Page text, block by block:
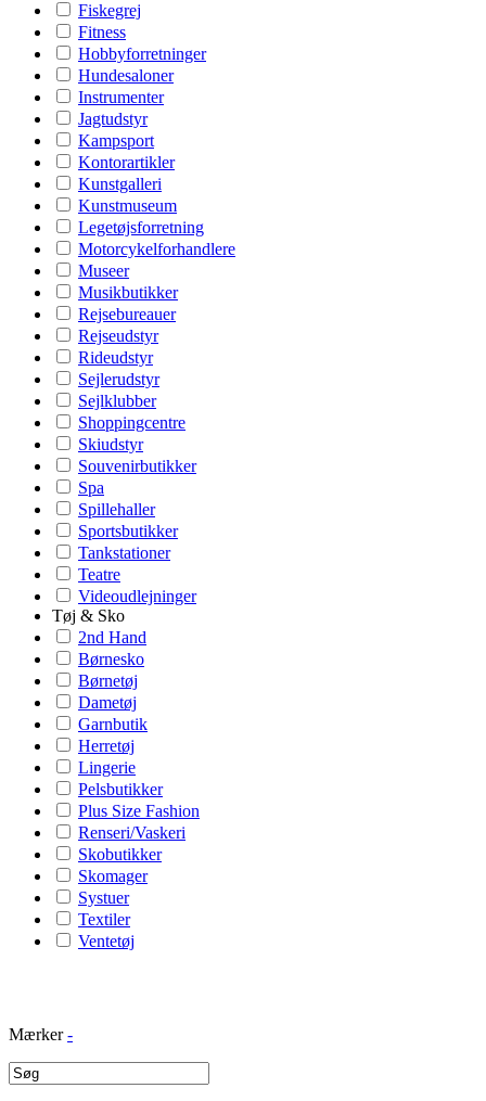
Fiskegrej
Fitness
Hobbyforretninger
Hundesaloner
Instrumenter
Jagtudstyr
Kampsport
Kontorartikler
Kunstgalleri
Kunstmuseum
Legetøjsforretning
Motorcykelforhandlere
Museer
Musikbutikker
Rejsebureauer
Rejseudstyr
Rideudstyr
Sejlerudstyr
Sejlklubber
Shoppingcentre
Skiudstyr
Souvenirbutikker
Spa
Spillehaller
Sportsbutikker
Tankstationer
Teatre
Videoudlejninger
Tøj & Sko
2nd Hand
Børnesko
Børnetøj
Dametøj
Garnbutik
Herretøj
Lingerie
Pelsbutikker
Plus Size Fashion
Renseri/Vaskeri
Skobutikker
Skomager
Systuer
Textiler
Ventetøj
Mærker -